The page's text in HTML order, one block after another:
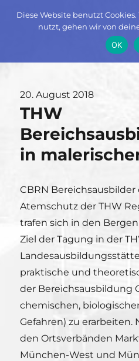
Veröffentlicht
am
20. August 2018
THW
in
CBRN
Atemschutz der THW
trafen sich in den
Ziel der Tagung in der
praktische und
der Bereichsausbildung
chemischen,
Gefahren) zu erarbeiten.
den Ortsverbänden
München-West und
Diese Website benutzt
nutzt, gehen wir von
OK